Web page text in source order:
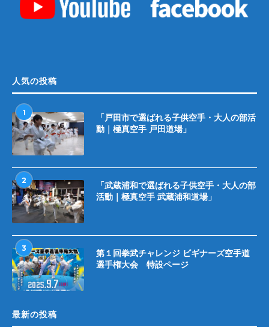
人気の投稿
1
「戸田市で選ばれる子供空手・大人の部活
動｜極真空手 戸田道場」
2
「武蔵浦和で選ばれる子供空手・大人の部
活動｜極真空手 武蔵浦和道場」
3
第１回拳武チャレンジ ビギナーズ空手道
選手権大会 特設ページ
最新の投稿